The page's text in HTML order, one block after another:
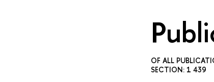
OF ALL
SECTION: 1 439